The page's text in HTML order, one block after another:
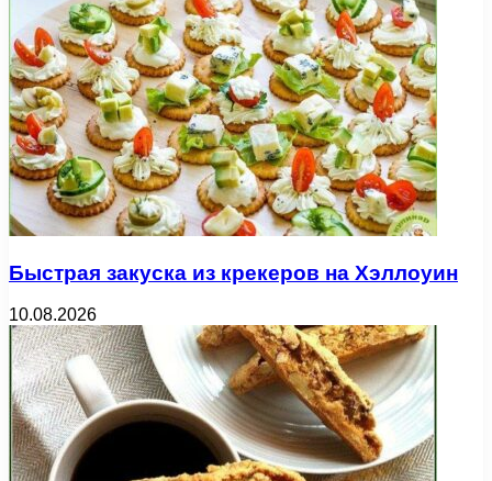
Быстрая закуска из крекеров на Хэллоуин
10.08.2026